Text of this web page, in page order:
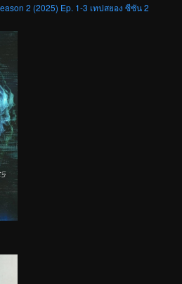
2 (2025) Ep. 1-3 เทปสยอง ซีซัน 2